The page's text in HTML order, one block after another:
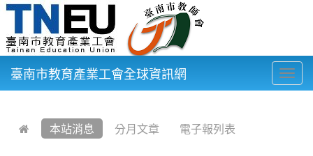
臺南市教育產業工會全球資訊網
本站消息 分月文章 電子報列表